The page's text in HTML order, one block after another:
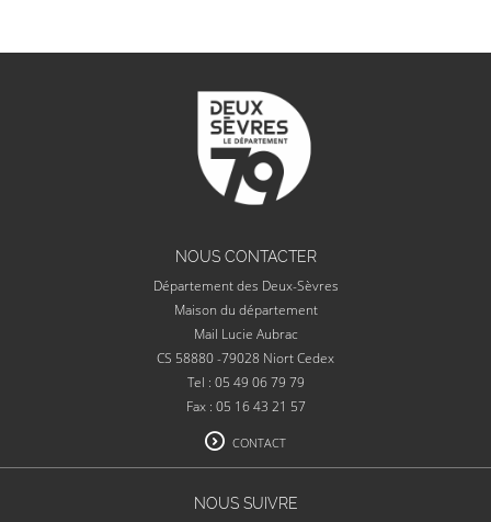
NOUS CONTACTER
Département des Deux-Sèvres
Maison du département
Mail Lucie Aubrac
CS 58880 -79028 Niort Cedex
Tel : 05 49 06 79 79
Fax : 05 16 43 21 57
CONTACT
NOUS SUIVRE